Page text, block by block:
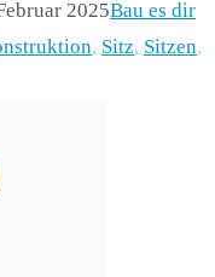
2025Bau es dir
, Sitz, Sitzen,